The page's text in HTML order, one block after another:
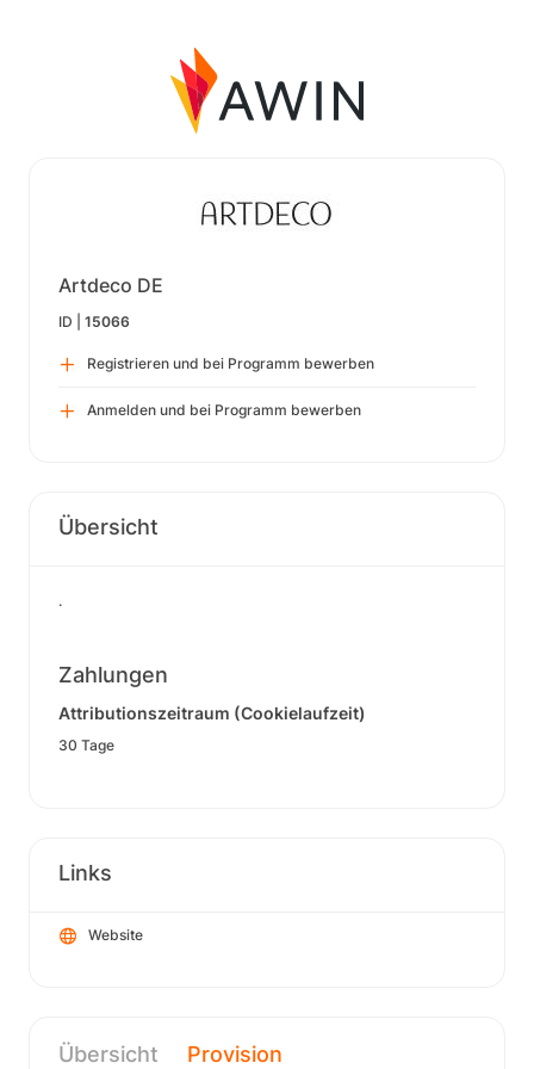
Artdeco DE
ID | 15066
Registrieren und bei Programm bewerben
Anmelden und bei Programm bewerben
Übersicht
.
Zahlungen
Attributionszeitraum (Cookielaufzeit)
30 Tage
Links
Website
Übersicht Provision